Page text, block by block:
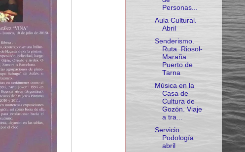
Personas...
Aula Cultural.
Abril
Senderismo.
Ruta. Riosol-
Maraña.
Puerto de
Tarna
Música en la
Casa de
Cultura de
Gozón. Viaje
a tra...
Servicio
Podología
abril